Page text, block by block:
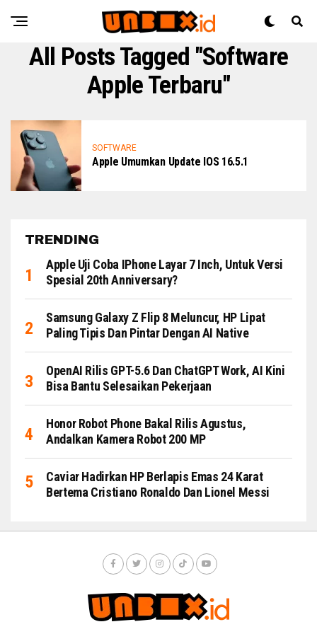
All Posts Tagged "Software
Apple Terbaru"
SOFTWARE
Apple Umumkan Update IOS 16.5.1
TRENDING
Apple Uji Coba IPhone Layar 7 Inch, Untuk Versi
Spesial 20th Anniversary?
Samsung Galaxy Z Flip 8 Meluncur, HP Lipat
Paling Tipis Dan Pintar Dengan AI Native
OpenAI Rilis GPT-5.6 Dan ChatGPT Work, AI Kini
Bisa Bantu Selesaikan Pekerjaan
Honor Robot Phone Bakal Rilis Agustus,
Andalkan Kamera Robot 200 MP
Caviar Hadirkan HP Berlapis Emas 24 Karat
Bertema Cristiano Ronaldo Dan Lionel Messi